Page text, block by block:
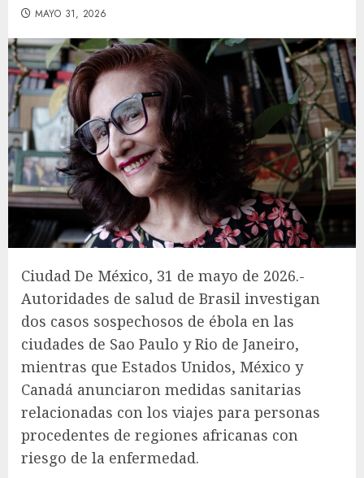
MAYO 31, 2026
Ciudad De México, 31 de mayo de 2026.-
Autoridades de salud de Brasil investigan
dos casos sospechosos de ébola en las
ciudades de Sao Paulo y Rio de Janeiro,
mientras que Estados Unidos, México y
Canadá anunciaron medidas sanitarias
relacionadas con los viajes para personas
procedentes de regiones africanas con
riesgo de la enfermedad.